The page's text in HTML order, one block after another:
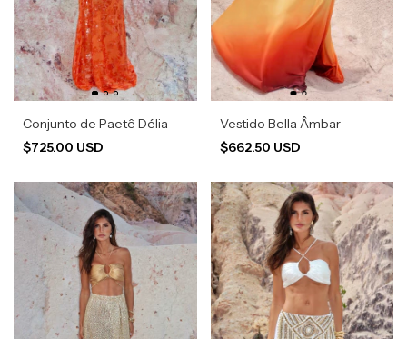
Conjunto de Paetê Délia
$725.00 USD
Vestido Bella Âmbar
$662.50 USD